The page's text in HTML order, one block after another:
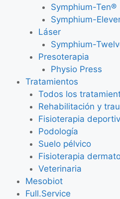
Symphium-Ten®
Symphium-
Láser
Symphium-
Presoterapia
Physio Press
Tratamientos
Todos los
Rehabilitación y
Fisioterapia
Podología
Suelo pélvico
Fisioterapia
Veterinaria
Mesobiot
Full.Service